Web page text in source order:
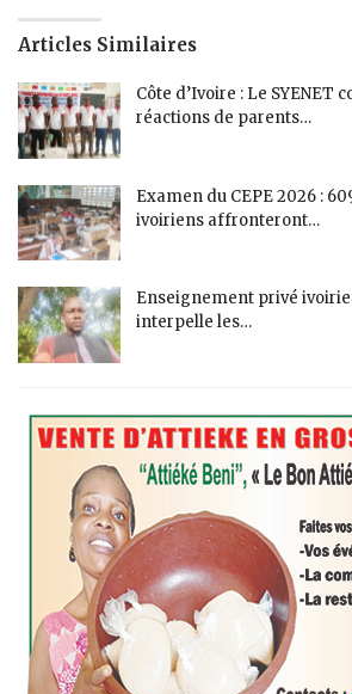
Articles Similaires
Côte d’Ivoire : Le SYENET
réactions de parents…
Examen du CEPE 2026 :
ivoiriens affronteront…
Enseignement privé
interpelle les…